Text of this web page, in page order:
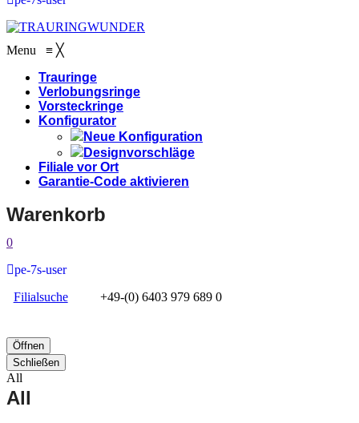
Menu ≡ ╳
Trauringe
Verlobungsringe
Vorsteckringe
Konfigurator
Neue Konfiguration
Designvorschläge
Filiale vor Ort
Garantie-Code aktivieren
Warenkorb
0
pe-7s-user
Filialsuche
+49-(0) 6403 979 689 0
Öffnen
Schließen
All
All